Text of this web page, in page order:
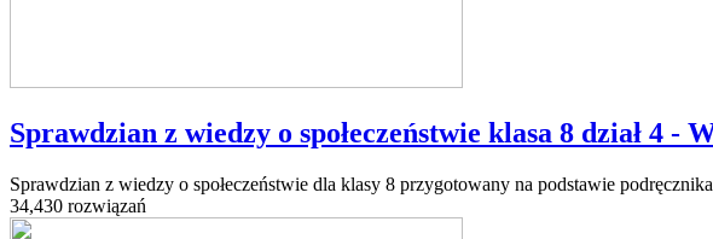
Sprawdzian z wiedzy o społeczeństwie klasa 8 dział 4 -
Sprawdzian z wiedzy o społeczeństwie dla klasy 8 przygotowany na podstawie
34,430 rozwiązań